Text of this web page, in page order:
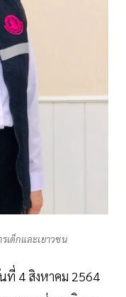
เด็กและเยาวชน
ที่ 4 สิงหาคม 2564